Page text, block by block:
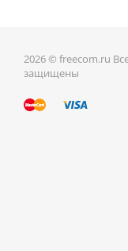
2026 © freecom.ru
защищены